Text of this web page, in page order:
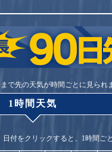
で先の天気が時間ごとに見られ
1時間天気
日付をクリックすると、1時間ご